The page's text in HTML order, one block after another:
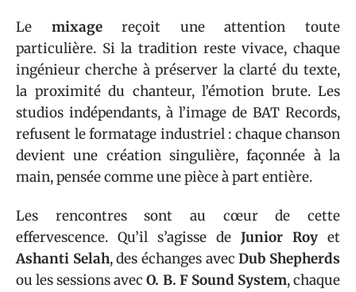
Le mixagereçoit une attention toute
particulière. Si la tradition reste vivace, chaque
ingénieur cherche à préserver la clarté du texte,
la proximité du chanteur, l’émotion brute. Les
studios indépendants, à l’image de BAT Records,
refusent le formatage industriel : chaque chanson
devient une création singulière, façonnée à la
main, pensée comme une pièce à part entière.
Les rencontres sont au cœur de cette
effervescence. Qu’il s’agisse de Junior Roy et
Ashanti Selah, des échanges avecDub Shepherds
ou les sessions avecO. B. F Sound System, chaque